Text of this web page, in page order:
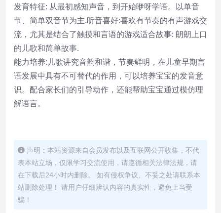
发育特征: 从最初感知声音，到开始咿呀学语。以单音
节、简单双音节为主.听音喜好:喜欢有节奏的有声游戏交
流，尤其是结合了触摸和言语的游戏适合故事: 朗朗上口
的儿歌和简单故事.
能力培养:儿歌讲究音韵和谐，节奏鲜明，在儿童早期言
语发展中具有不可替代的作用，可以培养宝宝的发音意
识。配合家长们的引导动作，还能帮助宝宝通过模仿理
解语言。
声明：本站资源来自会员发布以及互联网公开收集，不代
表本站立场，仅限学习交流使用，请遵循相关法律法规，请
在下载后24小时内删除。 如有侵权争议、不妥之处请联系本
站删除处理！ 请用户仔细辨认内容的真实性，避免上当受
骗！